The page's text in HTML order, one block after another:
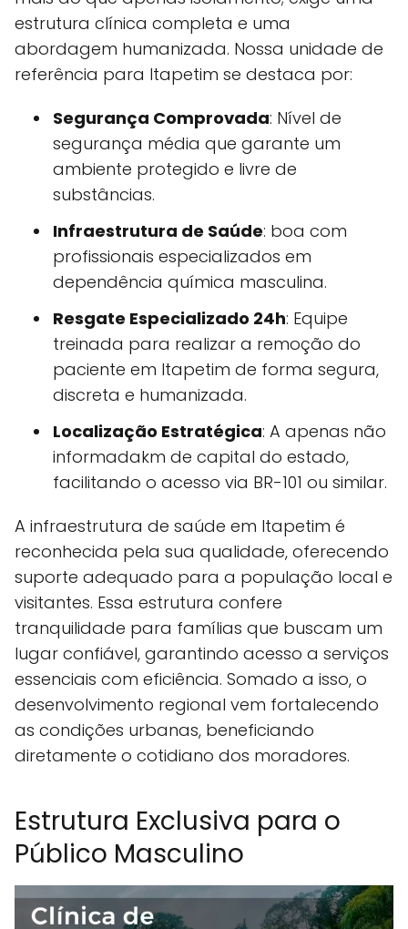
estrutura clínica completa e uma
abordagem humanizada. Nossa unidade de
referência para Itapetim se destaca por:
Segurança Comprovada: Nível de
segurança média que garante um
ambiente protegido e livre de
substâncias.
Infraestrutura de Saúde: boa com
profissionais especializados em
dependência química masculina.
Resgate Especializado 24h: Equipe
treinada para realizar a remoção do
paciente em Itapetim de forma segura,
discreta e humanizada.
Localização Estratégica: A apenas não
informadakm de capital do estado,
facilitando o acesso via BR-101 ou similar.
A infraestrutura de saúde em Itapetim é
reconhecida pela sua qualidade, oferecendo
suporte adequado para a população local e
visitantes. Essa estrutura confere
tranquilidade para famílias que buscam um
lugar confiável, garantindo acesso a serviços
essenciais com eficiência. Somado a isso, o
desenvolvimento regional vem fortalecendo
as condições urbanas, beneficiando
diretamente o cotidiano dos moradores.
Estrutura Exclusiva para o
Público Masculino